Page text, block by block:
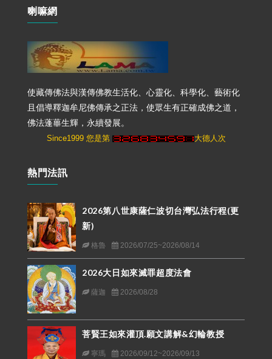
喇嘛網
使藏傳佛法與漢傳佛教生活化、心靈化、科學化、藝術化
且倡導釋迦牟尼佛傳承之正法，使眾生有正確成佛之道，
佛法蓬蓽生輝，永續發展。
Since1999 您是第 大德人次
熱門法訊
2026第八世康薩仁波切台灣弘法行程(更
新)
格魯 2026/07/25~2026/08/14
2026大日如來滅罪超度法會
薩迦 2026/08/28
菩賢王如來灌頂.願文講解&幻輪教授
寧瑪 2026/09/12~2026/09/13